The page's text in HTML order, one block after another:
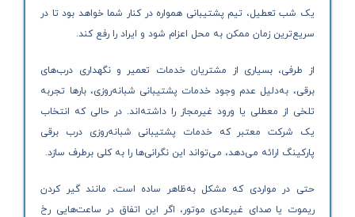
یک شب تعطیل، تیم پشتیبانی همواره در کنار شما خواهد بود تا در
سریع‌ترین زمان ممکن به محل اعزام شود و ایراد را رفع کند.
از طرفی، بسیاری از مشتریان خدمات تعمیر و نگهداری درب‌های
برقی، به‌دلیل عدم وجود خدمات پشتیبانی شبانه‌روزی، بارها تجربه
تلخی از معطلی یا ورود غیرمجاز را داشته‌اند. در حالی که انتخاب
یک شرکت معتبر که خدمات پشتیبانی شبانه‌روزی درب برقی
پارکینگ ارائه می‌دهد، می‌تواند این نگرانی‌ها را به کلی برطرف سازد.
حتی در مواردی که مشکل به‌ظاهر ساده است، مانند گیر کردن
ریموت یا صدای غیرعادی موتور، اگر این اتفاق در ساعت‌هایی رخ